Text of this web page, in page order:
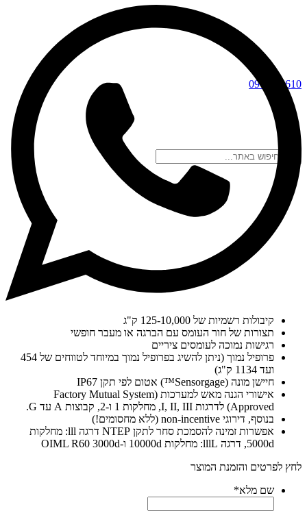
09-
קיבולות רשמיות של 125-10,000 ק"ג
תצורות של חור העומס עם הברגה או מעבר חופשי
רגישות נמוכה לעומסים ציריים
פרופיל נמוך (ניתן להשיג בפרופיל נמוך במיוחד לטווחים של 454
ועד 1134 ק"ג)
חיישן מונה (Sensorgage™) אטום לפי תקן IP67
אישורי הגנה מאש למערכות (Factory Mutual System
Approved) לדרגות I, II, III, מחלקות 1 ו-2, קבוצות A עד G.
בנוסף, דירוגי non-incentive (ללא מחסומים!)
אפשרות זמינה להסמכת סחר לתקן NTEP דרגה lll: מחלקות
5000d, דרגה lllL: מחלקות 10000d ו-OIML R60 3000d
לפרטים והזמנת המוצר
שם מלא*